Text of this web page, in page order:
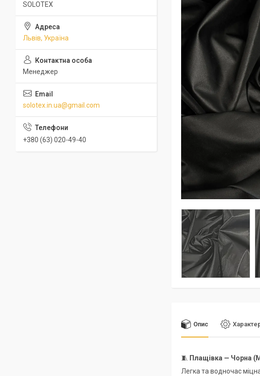
Опис
🧵 Плащівка — Чорна
Легка та водночас
SOLOTEX
Львів, Україна
Менеджер
solotex.in.ua@gmail.com
+380 (63) 020-49-40